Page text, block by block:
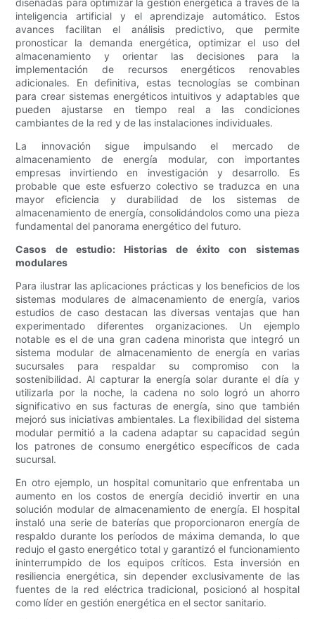
diseñadas para optimizar la gestión energética a través de la
inteligencia artificial y el aprendizaje automático. Estos
avances facilitan el análisis predictivo, que permite
pronosticar la demanda energética, optimizar el uso del
almacenamiento y orientar las decisiones para la
implementación de recursos energéticos renovables
adicionales. En definitiva, estas tecnologías se combinan
para crear sistemas energéticos intuitivos y adaptables que
pueden ajustarse en tiempo real a las condiciones
cambiantes de la red y de las instalaciones individuales.
La innovación sigue impulsando el mercado de
almacenamiento de energía modular, con importantes
empresas invirtiendo en investigación y desarrollo. Es
probable que este esfuerzo colectivo se traduzca en una
mayor eficiencia y durabilidad de los sistemas de
almacenamiento de energía, consolidándolos como una pieza
fundamental del panorama energético del futuro.
Casos de estudio: Historias de éxito con sistemas
modulares
Para ilustrar las aplicaciones prácticas y los beneficios de los
sistemas modulares de almacenamiento de energía, varios
estudios de caso destacan las diversas ventajas que han
experimentado diferentes organizaciones. Un ejemplo
notable es el de una gran cadena minorista que integró un
sistema modular de almacenamiento de energía en varias
sucursales para respaldar su compromiso con la
sostenibilidad. Al capturar la energía solar durante el día y
utilizarla por la noche, la cadena no solo logró un ahorro
significativo en sus facturas de energía, sino que también
mejoró sus iniciativas ambientales. La flexibilidad del sistema
modular permitió a la cadena adaptar su capacidad según
los patrones de consumo energético específicos de cada
sucursal.
En otro ejemplo, un hospital comunitario que enfrentaba un
aumento en los costos de energía decidió invertir en una
solución modular de almacenamiento de energía. El hospital
instaló una serie de baterías que proporcionaron energía de
respaldo durante los períodos de máxima demanda, lo que
redujo el gasto energético total y garantizó el funcionamiento
ininterrumpido de los equipos críticos. Esta inversión en
resiliencia energética, sin depender exclusivamente de las
fuentes de la red eléctrica tradicional, posicionó al hospital
como líder en gestión energética en el sector sanitario.